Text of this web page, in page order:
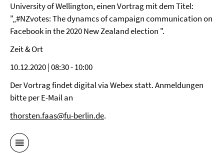
University of Wellington, einen Vortrag mit dem Titel:
"„#NZvotes: The dynamcs of campaign communication on
Facebook in the 2020 New Zealand election ".
Zeit & Ort
10.12.2020 | 08:30 - 10:00
Der Vortrag findet digital via Webex statt. Anmeldungen
bitte per E-Mail an
thorsten.faas@fu-berlin.de.